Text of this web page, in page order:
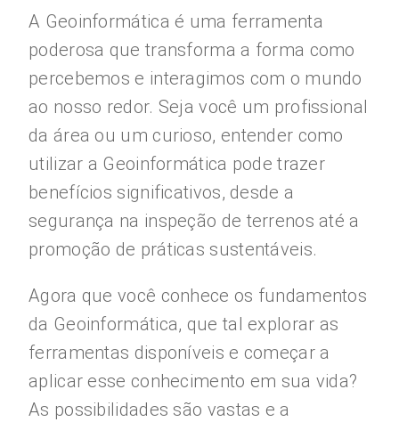
A Geoinformática é uma ferramenta
poderosa que transforma a forma como
percebemos e interagimos com o mundo
ao nosso redor. Seja você um profissional
da área ou um curioso, entender como
utilizar a Geoinformática pode trazer
benefícios significativos, desde a
segurança na inspeção de terrenos até a
promoção de práticas sustentáveis.
Agora que você conhece os fundamentos
da Geoinformática, que tal explorar as
ferramentas disponíveis e começar a
aplicar esse conhecimento em sua vida?
As possibilidades são vastas e a